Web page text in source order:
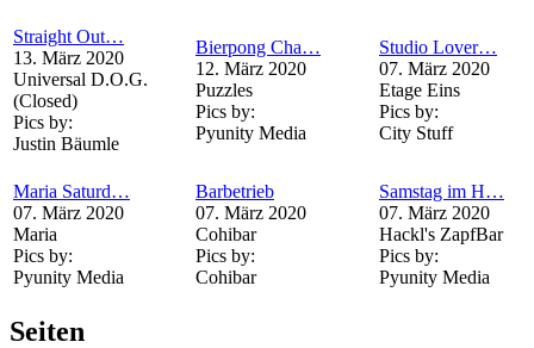
Straight Out…
13. März 2020
Universal D.O.G.
(Closed)
Pics by:
Justin Bäumle
Bierpong Cha…
12. März 2020
Puzzles
Pics by:
Pyunity Media
Studio Lover…
07. März 2020
Etage Eins
Pics by:
City Stuff
Maria Saturd…
07. März 2020
Maria
Pics by:
Pyunity Media
Barbetrieb
07. März 2020
Cohibar
Pics by:
Cohibar
Samstag im H…
07. März 2020
Hackl's ZapfBar
Pics by:
Pyunity Media
Seiten